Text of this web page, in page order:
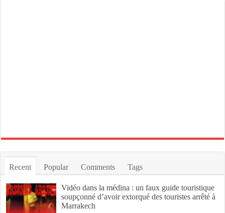
Recent Popular Comments Tags
Vidéo dans la médina : un faux guide touristique
soupçonné d’avoir extorqué des touristes arrêté à
Marrakech